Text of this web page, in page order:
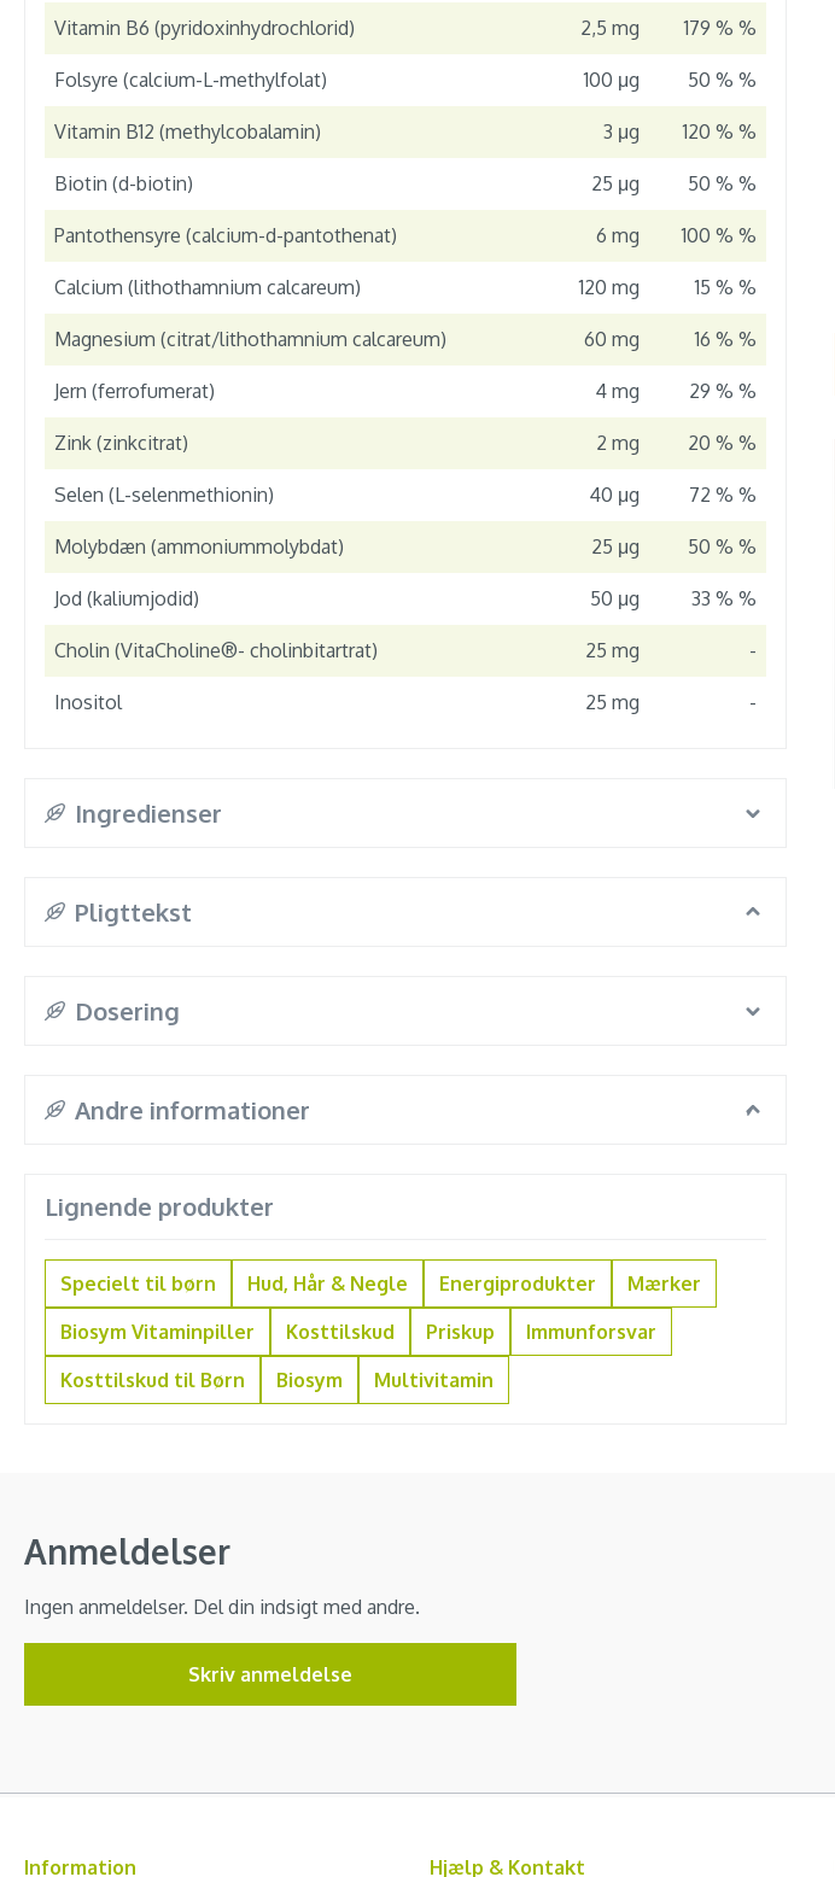
Vitamin B6 (pyridoxinhydrochlorid) 2,5 mg 179 % %
Folsyre (calcium-L-methylfolat) 100 μg 50 % %
Vitamin B12 (methylcobalamin) 3 μg 120 % %
Biotin (d-biotin) 25 μg 50 % %
Pantothensyre (calcium-d-pantothenat) 6 mg 100 % %
Calcium (lithothamnium calcareum) 120 mg 15 % %
Magnesium (citrat/lithothamnium calcareum) 60 mg 16 % %
Jern (ferrofumerat) 4 mg 29 % %
Zink (zinkcitrat) 2 mg 20 % %
Selen (L-selenmethionin) 40 μg 72 % %
Molybdæn (ammoniummolybdat) 25 μg 50 % %
Jod (kaliumjodid) 50 μg 33 % %
Cholin (VitaCholine®- cholinbitartrat) 25 mg -
Inositol 25 mg -
Ingredienser
Pligttekst
Dosering
Andre informationer
Lignende produkter
Specielt til børn Hud, Hår & Negle Energiprodukter
Mærker
Biosym Vitaminpiller
Kosttilskud Priskup
Immunforsvar
Kosttilskud til Børn
Biosym Multivitamin
Anmeldelser
Ingen anmeldelser. Del din indsigt med andre.
Skriv anmeldelse
Information Hjælp & Kontakt